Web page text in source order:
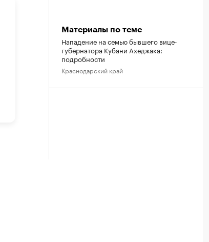
Материалы по теме
Нападение на семью бывшего вице-
губернатора Кубани Ахеджака:
подробности
Краснодарский край